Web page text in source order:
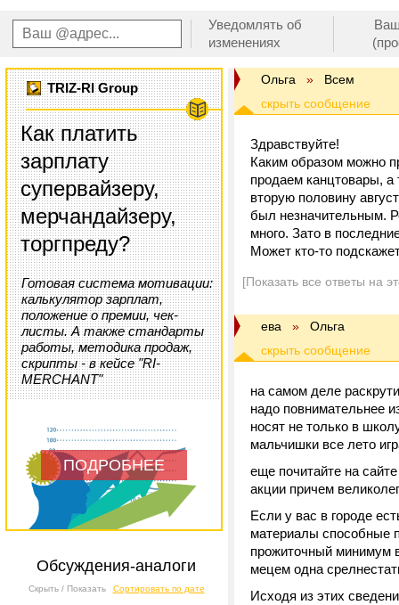
Уведомлять об
изменениях
TRIZ-RI Group
Как платить
зарплату
супервайзеру,
мерчандайзеру,
торгпреду?
Готовая система мотивации:
калькулятор зарплат,
положение о премии, чек-
листы. А также стандарты
работы, методика продаж,
скрипты - в кейсе "RI-
MERCHANT"
ПОДРОБНЕЕ
Обсуждения-аналоги
Скрыть / Показать Сортировать по дате
Ольга » Всем
Здравствуйте!
Каким образом можно
продаем канцтовары,
вторую половину
был незначительным.
много. Зато в
Может кто-то
[Показать все ответы на
ева » Ольга
на самом деле
надо повнимательнее
носят не только в
мальчишки все лето
еще почитайте на
акции причем
Если у вас в городе
материалы способные
прожиточный минимум
мецем одна
Исходя из этих